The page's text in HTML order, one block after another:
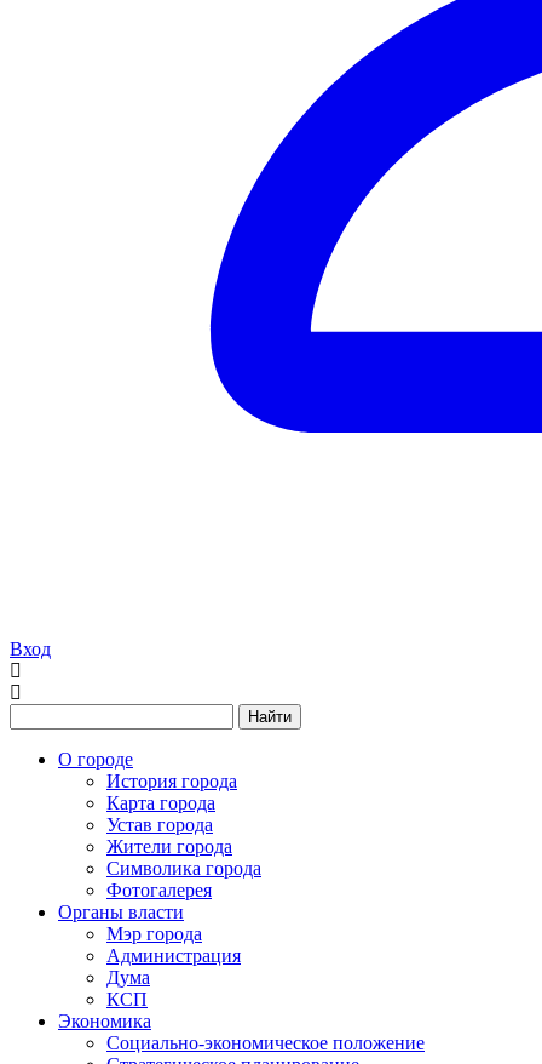
Вход
Найти
О городе
История города
Карта города
Устав города
Жители города
Символика города
Фотогалерея
Органы власти
Мэр города
Администрация
Дума
КСП
Экономика
Социально-экономическое положение